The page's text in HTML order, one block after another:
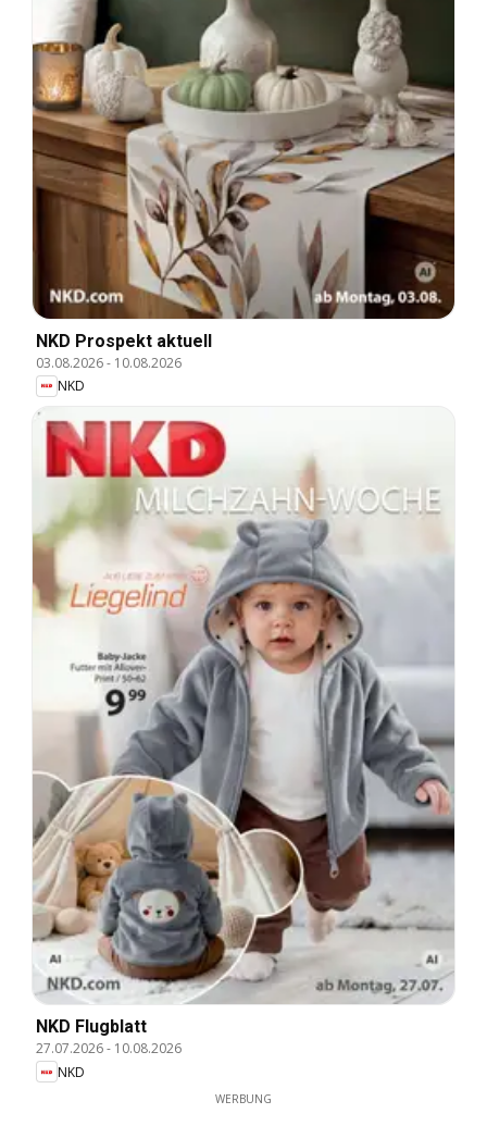
NKD Prospekt aktuell
03.08.2026- 10.08.2026
NKD
NKD Flugblatt
27.07.2026- 10.08.2026
NKD
WERBUNG